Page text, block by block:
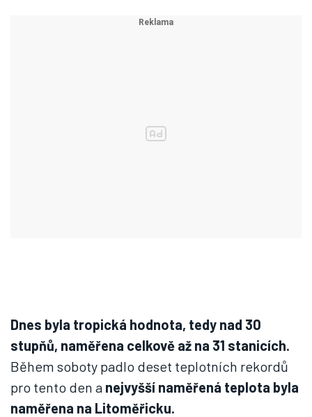
Dnes byla tropická hodnota, tedy nad 30
stupňů, naměřena celkově až na 31 stanicích.
Během soboty padlo deset teplotních rekordů
pro tento den a nejvyšší naměřená teplota byla
naměřena na Litoměřicku.